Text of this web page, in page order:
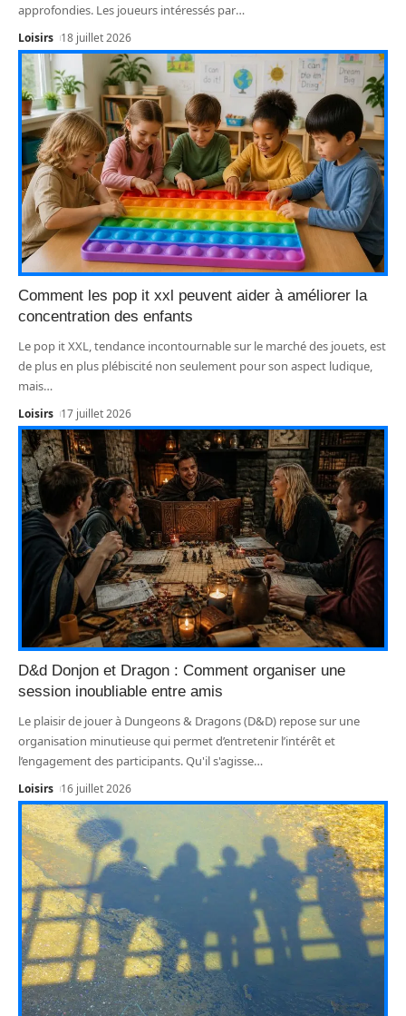
approfondies. Les joueurs intéressés par…
Loisirs 18 juillet 2026
Comment les pop it xxl peuvent aider à améliorer la
concentration des enfants
Le pop it XXL, tendance incontournable sur le marché des jouets, est
de plus en plus plébiscité non seulement pour son aspect ludique,
mais…
Loisirs 17 juillet 2026
D&d Donjon et Dragon : Comment organiser une
session inoubliable entre amis
Le plaisir de jouer à Dungeons & Dragons (D&D) repose sur une
organisation minutieuse qui permet d’entretenir l’intérêt et
l’engagement des participants. Qu'il s'agisse…
Loisirs 16 juillet 2026